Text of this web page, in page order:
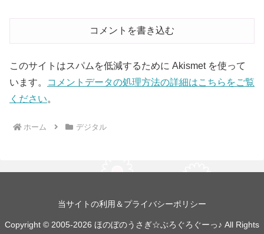
コメントを書き込む
このサイトはスパムを低減するために Akismet を使って
います。
コメントデータの処理方法の詳細はこちらをご覧
ください。
ホーム デジタル
当サイトの利用＆プライバシーポリシー
Copyright © 2005-2026 ほのぼのうさぎ☆ぶろぐろぐーっ♪ All Rights